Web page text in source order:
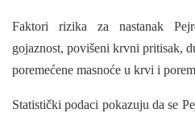
Faktori rizika za nastanak
gojaznost, povišeni krvni pritisak,
poremećene masnoće u krvi i
Statistički podaci pokazuju da se